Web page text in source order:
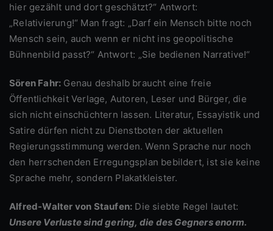
hier gezählt und dort geschätzt?“ Antwort:
„Relativierung!“ Man fragt: „Darf ein Mensch bitte noch
Mensch sein, auch wenn er nicht ins geopolitische
Bühnenbild passt?“ Antwort: „Sie bedienen Narrative!“
Sören Fahr: Genau deshalb braucht eine freie
Öffentlichkeit Verlage, Autoren, Leser und Bürger, die
sich nicht einschüchtern lassen. Literatur, Essayistik und
Satire dürfen nicht zu Dienstboten der aktuellen
Regierungsstimmung werden. Wenn Sprache nur noch
den herrschenden Erregungsplan bebildert, ist sie keine
Sprache mehr, sondern Plakatkleister.
Alfred-Walter von Staufen: Die siebte Regel lautet:
Unsere Verluste sind gering, die des Gegners enorm.